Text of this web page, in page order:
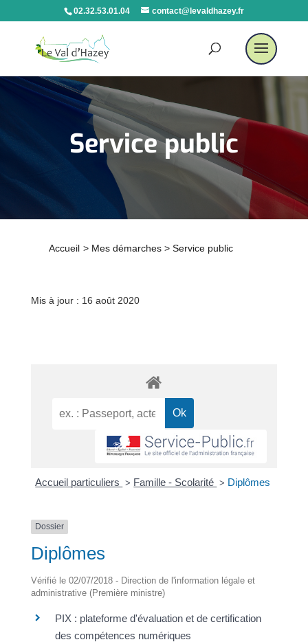
02.32.53.01.04 contact@levaldhazey.fr
Service public
Accueil > Mes démarches > Service public
Mis à jour : 16 août 2020
Accueil particuliers > Famille - Scolarité > Diplômes
Dossier
Diplômes
Vérifié le 02/07/2018 - Direction de l'information légale et
administrative (Première ministre)
PIX : plateforme d'évaluation et de certification
des compétences numériques